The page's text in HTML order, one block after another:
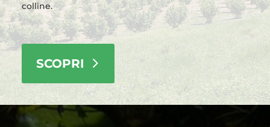
colline.
SCOPRI